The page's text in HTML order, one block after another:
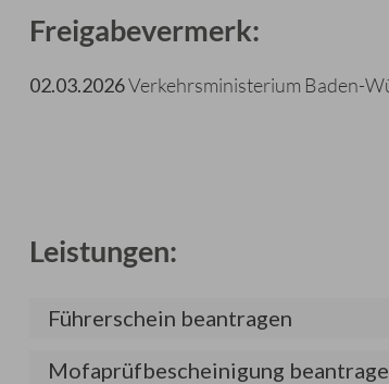
Freigabevermerk:
02.03.2026Verkehrsministerium Baden-
Leistungen:
Führerschein beantragen
Mofaprüfbescheinigung